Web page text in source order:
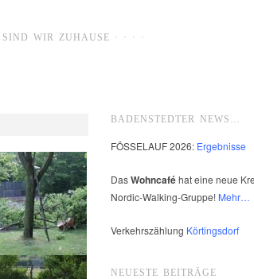
WIR ZUHAUSE · · · ·
BADENSTEDTER NEWS…
FÖSSELAUF 2026: Ergebnisse
DasWohncaféhat eine neue
Nordic-Walking-Gruppe! Mehr…
Verkehrszählung Körtingsdorf
NEUESTE BEITRÄGE